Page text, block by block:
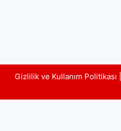
Gizlilik ve Kullanım Politikası